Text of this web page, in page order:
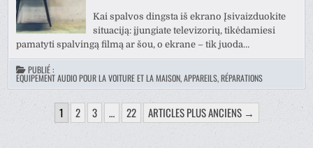
Kai spalvos dingsta iš ekrano Įsivaizduokite
situaciją: įjungiate televizorių, tikėdamiesi
pamatyti spalvingą filmą ar šou, o ekrane – tik juoda…
PUBLIÉ :
ÉQUIPEMENT AUDIO POUR LA VOITURE ET LA MAISON, APPAREILS, RÉPARATIONS
PAGINATION
1 2 3 … 22 ARTICLES PLUS ANCIENS →